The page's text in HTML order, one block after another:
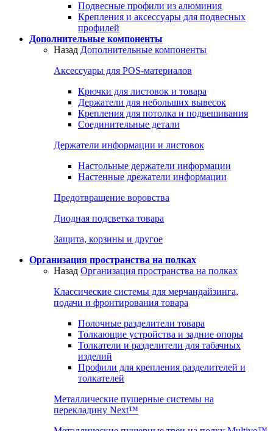
Подвесные профили из алюминия
Крепления и аксессуары для подвесных
профилей
Дополнительные компоненты
Назад Дополнительные компоненты
Аксессуары для POS-материалов
Крючки для листовок и товара
Держатели для небольших вывесок
Крепления для потолка и подвешивания
Соединительные детали
Держатели информации и листовок
Настольные держатели информации
Настенные дрежатели информации
Предотвращение воровства
Диодная подсветка товара
Защита, корзины и другое
Организация пространства на полках
Назад Организация пространства на полках
Классические системы для мерчандайзинга,
подачи и фронтирования товара
Полочные разделители товара
Толкающие устройства и задние опоры
Толкатели и разделители для табачных
изделий
Профили для крепления разделителей и
толкателей
Металлические пушерные системы на
перекладину Next™